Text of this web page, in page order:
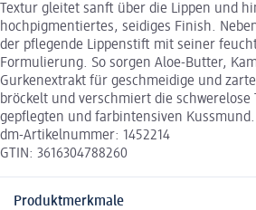
Textur gleitet sanft über die Lippen und
hochpigmentiertes, seidiges Finish.
der pflegende Lippenstift mit seiner
Formulierung. So sorgen Aloe-Butter,
Gurkenextrakt für geschmeidige und
bröckelt und verschmiert die
gepflegten und farbintensiven Kussmund.
dm-Artikelnummer: 1452214
GTIN: 3616304788260
Produktmerkmale